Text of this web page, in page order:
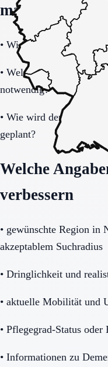
machen
• Wie schnell ist eine
• Welche Unterlagen
notwendig?
• Wie wird der
geplant?
Welche
verbessern
• gewünschte Region in
akzeptablem Suchradius
• Dringlichkeit und
• aktuelle Mobilität und
• Pflegegrad-Status
• Informationen zu